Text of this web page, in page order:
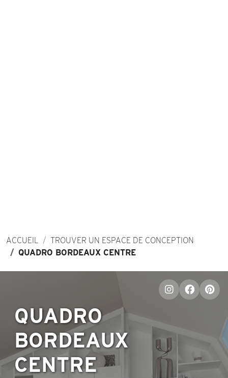
ACCUEIL
TROUVER UN ESPACE DE CONCEPTION
QUADRO BORDEAUX CENTRE
QUADRO
BORDEAUX
CENTRE